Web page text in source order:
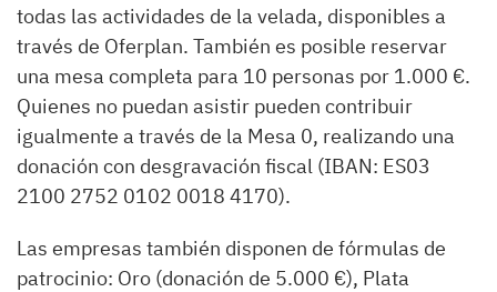
todas las actividades de la velada, disponibles a
través de Oferplan. También es posible reservar
una mesa completa para 10 personas por 1.000 €.
Quienes no puedan asistir pueden contribuir
igualmente a través de la Mesa 0, realizando una
donación con desgravación fiscal (IBAN: ES03
2100 2752 0102 0018 4170).
Las empresas también disponen de fórmulas de
patrocinio: Oro (donación de 5.000 €), Plata